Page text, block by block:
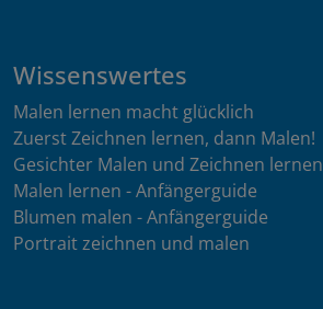
Wissenswertes
Malen lernen macht glücklich
Zuerst Zeichnen lernen, dann Malen!
Gesichter Malen und Zeichnen lernen
Malen lernen - Anfängerguide
Blumen malen - Anfängerguide
Portrait zeichnen und malen